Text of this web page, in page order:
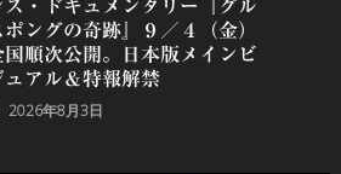
ス・ドキュメンタリー『グル
ポングの奇跡』９／４（金）
国順次公開。日本版メインビ
ュアル＆特報解禁
2026年8月3日